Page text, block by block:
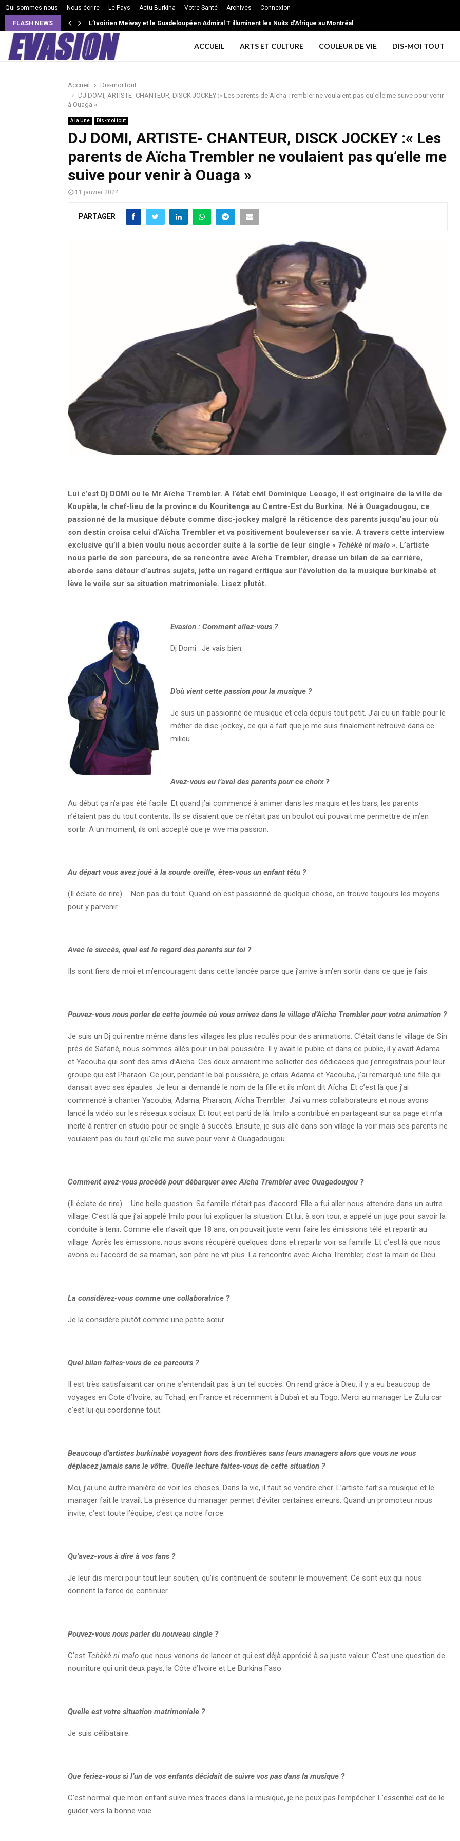
Qui sommes-nous Nous écrire Le Pays Actu Burkina Votre Santé Archives Connexion
FLASH NEWS L’Ivoirien Meiway et le Guadeloupéen Admiral T illuminent les Nuits d’Afrique au Montréal
VIE DE COUPLE: Intensité, isolement, jalousie extrême … les signes d’une relation toxique
ACCUEIL ARTS ET CULTURE COULEUR DE VIE DIS-MOI TOUT
Accueil
Dis-moi tout
DJ DOMI, ARTISTE- CHANTEUR, DISCK JOCKEY :« Les parents de Aïcha Trembler ne voulaient pas qu’elle me suive pour venir
à Ouaga »
A la Une Dis-moi tout
DJ DOMI, ARTISTE- CHANTEUR, DISCK JOCKEY :« Les
parents de Aïcha Trembler ne voulaient pas qu’elle me
suive pour venir à Ouaga »
11 janvier 2024
PARTAGER
Lui c’est Dj DOMI ou le Mr Aïche Trembler. A l’état civil Dominique Leosgo, il est originaire de la ville de
Koupèla, le chef-lieu de la province du Kouritenga au Centre-Est du Burkina. Né à Ouagadougou, ce
passionné de la musique débute comme disc-jockey malgré la réticence des parents jusqu’au jour où
son destin croisa celui d’Aïcha Trembler et va positivement bouleverser sa vie. A travers cette interview
exclusive qu’il a bien voulu nous accorder suite à la sortie de leur single « Tchèkè ni malo ». L’artiste
nous parle de son parcours, de sa rencontre avec Aïcha Trembler, dresse un bilan de sa carrière,
aborde sans détour d’autres sujets, jette un regard critique sur l’évolution de la musique burkinabè et
lève le voile sur sa situation matrimoniale. Lisez plutôt.
Evasion:Comment allez-vous?
Dj Domi : Je vais bien.
D’où vient cette passion pour la musique?
Je suis un passionné de musique et cela depuis tout petit. J’ai eu un faible pour le
métier de disc-jockey., ce qui a fait que je me suis finalement retrouvé dans ce
milieu.
Avez-vous eu l’aval des parents pour ce choix ?
Au début ça n’a pas été facile. Et quand j’ai commencé à animer dans les maquis et les bars, les parents
n’étaient pas du tout contents. Ils se disaient que ce n’était pas un boulot qui pouvait me permettre de m’en
sortir. A un moment, ils ont accepté que je vive ma passion.
Au départ vous avez joué à la sourde oreille, êtes-vous un enfant têtu ?
(Il éclate de rire) … Non pas du tout. Quand on est passionné de quelque chose, on trouve toujours les moyens
pour y parvenir.
Avec le succès, quel est le regard des parents sur toi ?
Ils sont fiers de moi et m’encouragent dans cette lancée parce que j’arrive à m’en sortir dans ce que je fais.
Pouvez-vous nous parler de cette journée où vous arrivez dans le village d’Aïcha Trembler pour votre animation ?
Je suis un Dj qui rentre même dans les villages les plus reculés pour des animations. C’était dans le village de Sin
près de Safané, nous sommes allés pour un bal poussière. Il y avait le public et dans ce public, il y avait Adama
et Yacouba qui sont des amis d’Aïcha. Ces deux aimaient me solliciter des dédicaces que j’enregistrais pour leur
groupe qui est Pharaon. Ce jour, pendant le bal poussière, je citais Adama et Yacouba, j’ai remarqué une fille qui
dansait avec ses épaules. Je leur ai demandé le nom de la fille et ils m’ont dit Aïcha. Et c’est là que j’ai
commencé à chanter Yacouba, Adama, Pharaon, Aïcha Trembler. J’ai vu mes collaborateurs et nous avons
lancé la vidéo sur les réseaux sociaux. Et tout est parti de là. Imilo a contribué en partageant sur sa page et m’a
incité à rentrer en studio pour ce single à succès. Ensuite, je suis allé dans son village la voir mais ses parents ne
voulaient pas du tout qu’elle me suive pour venir à Ouagadougou.
Comment avez-vous procédé pour débarquer avec Aïcha Trembler avec Ouagadougou ?
(Il éclate de rire) … Une belle question. Sa famille n’était pas d’accord. Elle a fui aller nous attendre dans un autre
village. C’est là que j’ai appelé Imilo pour lui expliquer la situation. Et lui, à son tour, a appelé un juge pour savoir la
conduite à tenir. Comme elle n’avait que 18 ans, on pouvait juste venir faire les émissions télé et repartir au
village. Après les émissions, nous avons récupéré quelques dons et repartir voir sa famille. Et c’est là que nous
avons eu l’accord de sa maman, son père ne vit plus. La rencontre avec Aïcha Trembler, c’est la main de Dieu.
La considérez-vous comme une collaboratrice ?
Je la considère plutôt comme une petite sœur.
Quel bilan faites-vous de ce parcours ?
Il est très satisfaisant car on ne s’entendait pas à un tel succès. On rend grâce à Dieu, il y a eu beaucoup de
voyages en Cote d’Ivoire, au Tchad, en France et récemment à Dubaï et au Togo. Merci au manager Le Zulu car
c’est lui qui coordonne tout.
Beaucoup d’artistes burkinabè voyagent hors des frontières sans leurs managers alors que vous ne vous
déplacez jamais sans le vôtre. Quelle lecture faites-vous de cette situation ?
Moi, j’ai une autre manière de voir les choses. Dans la vie, il faut se vendre cher. L’artiste fait sa musique et le
manager fait le travail. La présence du manager permet d’éviter certaines erreurs. Quand un promoteur nous
invite, c’est toute l’équipe, c’est ça notre force.
Qu’avez-vous à dire à vos fans ?
Je leur dis merci pour tout leur soutien, qu’ils continuent de soutenir le mouvement. Ce sont eux qui nous
donnent la force de continuer.
Pouvez-vous nous parler du nouveau single ?
C’est Tchèkè ni malo que nous venons de lancer et qui est déjà apprécié à sa juste valeur. C’est une question de
nourriture qui unit deux pays, la Côte d’Ivoire et Le Burkina Faso.
Quelle est votre situation matrimoniale ?
Je suis célibataire.
Que feriez-vous si l’un de vos enfants décidait de suivre vos pas dans la musique ?
C’est normal que mon enfant suive mes traces dans la musique, je ne peux pas l’empêcher. L’essentiel est de le
guider vers la bonne voie.